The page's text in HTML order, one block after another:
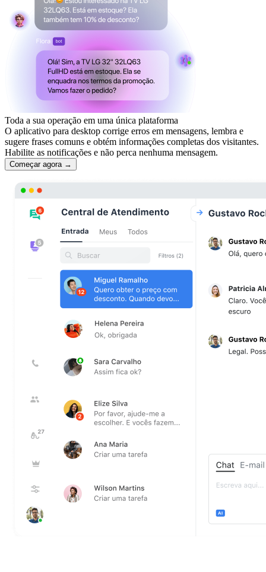
Toda a sua operação em uma única plataforma
O aplicativo para desktop corrige erros em mensagens, lembra e
sugere frases comuns e obtém informações completas dos visitantes.
Habilite as notificações e não perca nenhuma mensagem.
Começar agora →